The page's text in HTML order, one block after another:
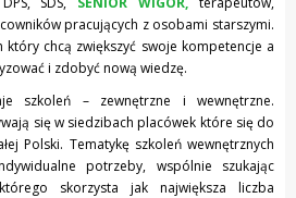
pracujących z osobami starszymi.
który chcą zwiększyć swoje kompetencje a
i zdobyć nową wiedzę.
szkoleń – zewnętrzne i wewnętrzne.
się w siedzibach placówek które się do
Polski. Tematykę szkoleń wewnętrznych
potrzeby, wspólnie szukając
skorzysta jak największa liczba